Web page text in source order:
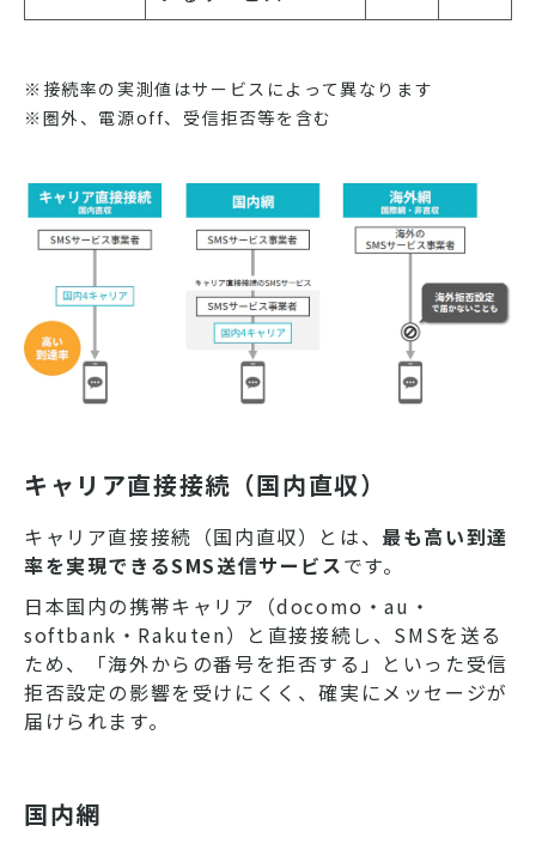
※接続率の実測値はサービスによって異なります
※圏外、電源off、受信拒否等を含む
キャリア直接接続（国内直収）
キャリア直接接続（国内直収）とは、 最も高い到達
率を実現できるSMS送信サービスです。
日本国内の携帯キャリア（docomo・au・
softbank・Rakuten）と直接接続し、SMSを送る
ため、「海外からの番号を拒否する」といった受信
拒否設定の影響を受けにくく、確実にメッセージが
届けられます。
国内網